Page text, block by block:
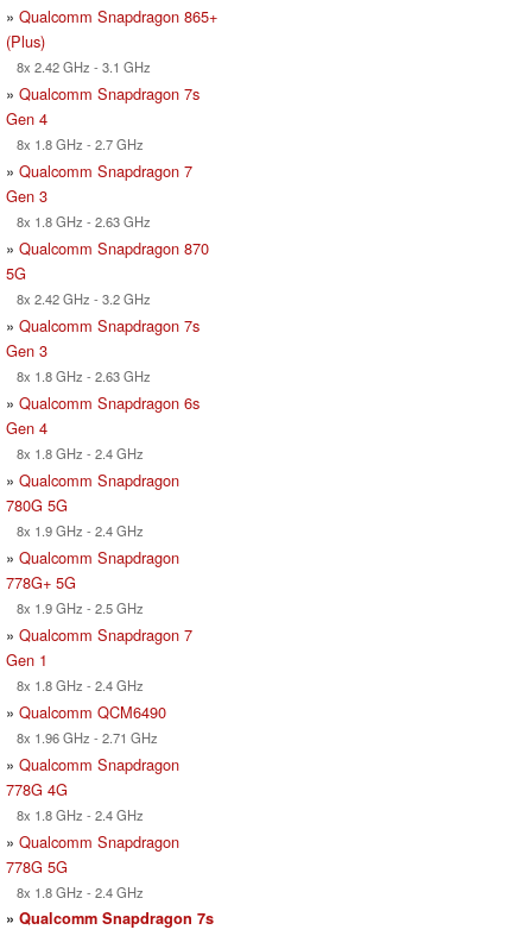
» Qualcomm Snapdragon 865+
(Plus)
8x 2.42 GHz - 3.1 GHz
» Qualcomm Snapdragon 7s
Gen 4
8x 1.8 GHz - 2.7 GHz
» Qualcomm Snapdragon 7
Gen 3
8x 1.8 GHz - 2.63 GHz
» Qualcomm Snapdragon 870
5G
8x 2.42 GHz - 3.2 GHz
» Qualcomm Snapdragon 7s
Gen 3
8x 1.8 GHz - 2.63 GHz
» Qualcomm Snapdragon 6s
Gen 4
8x 1.8 GHz - 2.4 GHz
» Qualcomm Snapdragon
780G 5G
8x 1.9 GHz - 2.4 GHz
» Qualcomm Snapdragon
778G+ 5G
8x 1.9 GHz - 2.5 GHz
» Qualcomm Snapdragon 7
Gen 1
8x 1.8 GHz - 2.4 GHz
» Qualcomm QCM6490
8x 1.96 GHz - 2.71 GHz
» Qualcomm Snapdragon
778G 4G
8x 1.8 GHz - 2.4 GHz
» Qualcomm Snapdragon
778G 5G
8x 1.8 GHz - 2.4 GHz
» Qualcomm Snapdragon 7s